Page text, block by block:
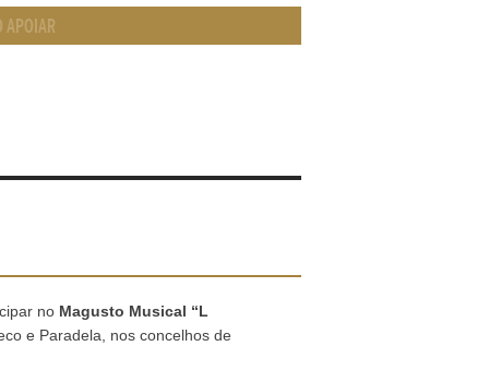
APOIAR
no Magusto Musical “L
e Paradela, nos concelhos de